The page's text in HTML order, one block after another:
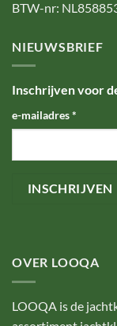
BTW-nr:
NIEUWSBRIEF
Inschrijven voor
e-mailadres*
OVER LOOQA
LOOQA is de